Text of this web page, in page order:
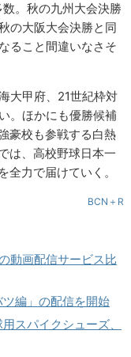
。秋の九州大会決勝
の大阪大会決勝と同
ること間違いなさそ
大甲府、21世紀枠対
。ほかにも優勝候補
豪校も参戦する白熱
は、高校野球日本一
全力で届けていく。
BCN＋R
動画配信サービス比
ツ編」の配信を開始
スパイクシューズ、